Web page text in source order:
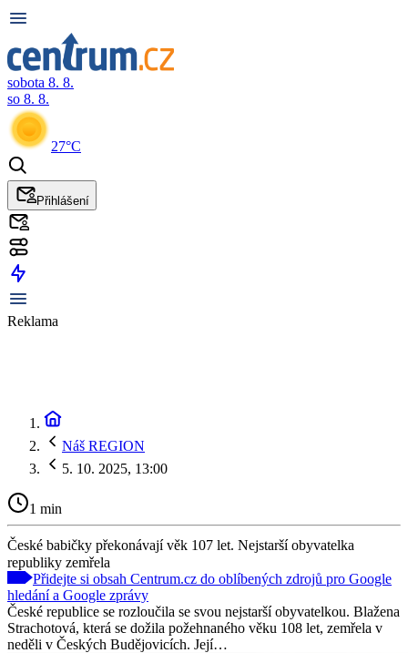
sobota 8. 8.
so 8. 8.
27°C
Přihlášení
Reklama
Náš REGION
5. 10. 2025, 13:00
1 min
České babičky překonávají věk 107 let. Nejstarší obyvatelka
republiky zemřela
Přidejte si obsah Centrum.cz do oblíbených zdrojů pro Google
hledání a Google zprávy
České republice se rozloučila se svou nejstarší obyvatelkou. Blažena
Strachotová, která se dožila požehnaného věku 108 let, zemřela v
neděli v Českých Budějovicích. Její…